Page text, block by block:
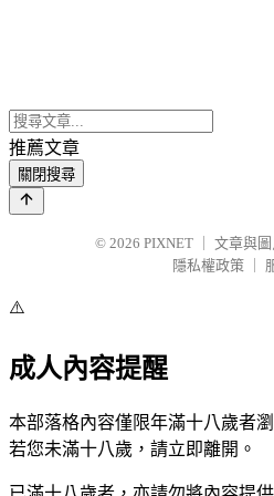
推薦文章
關閉搜尋
© 2026 PIXNET
文章與
隱私權政策
⚠️
成人內容提醒
本部落格內容僅限年滿十八歲者瀏
若您未滿十八歲，請立即離開。